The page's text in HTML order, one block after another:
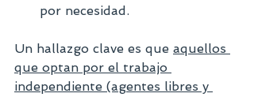
por necesidad.
Un hallazgo clave es que aquellos
que optan por el trabajo
independiente (agentes libres y